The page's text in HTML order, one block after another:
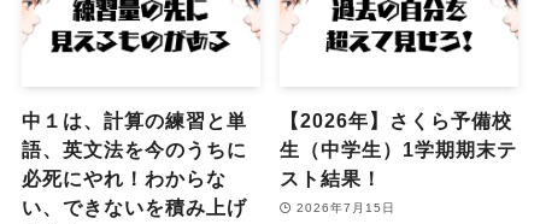
中１は、計算の練習と単
語、英文法を今のうちに
必死にやれ！わからな
い、できないを積み上げ
【2026年】さくら予備校
生（中学生）1学期期末テ
スト結果！
2026年7月15日